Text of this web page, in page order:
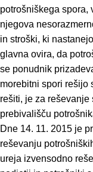
potrošniškega spora,
njegova
in stroški, ki
glavna ovira, da
se ponudnik
morebitni spori rešijo
rešiti, je za
prebivališču
Dne 14. 11. 2015 je
reševanju
ureja izvensodno